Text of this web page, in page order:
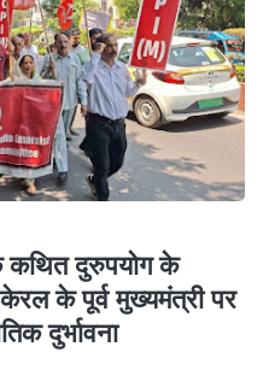
कथित दुरुपयोग के
के पूर्व मुख्यमंत्री पर
दुर्भावना